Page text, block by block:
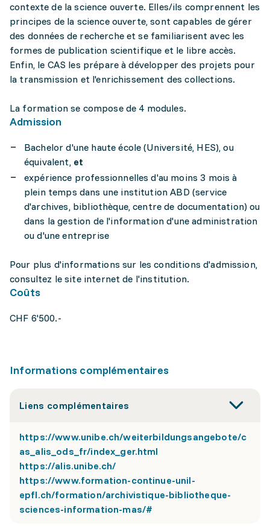
contexte de la science ouverte. Elles/ils comprennent les
principes de la science ouverte, sont capables de gérer
des données de recherche et se familiarisent avec les
formes de publication scientifique et le libre accès.
Enfin, le CAS les prépare à développer des projets pour
la transmission et l'enrichissement des collections.
La formation se compose de 4 modules.
Admission
Bachelor d'une haute école (Université, HES), ou
équivalent, et
expérience professionnelles d'au moins 3 mois à
plein temps dans une institution ABD (service
d'archives, bibliothèque, centre de documentation) ou
dans la gestion de l'information d'une administration
ou d'une entreprise
Pour plus d'informations sur les conditions d'admission,
consultez le site internet de l'institution.
Coûts
CHF 6'500.-
Informations complémentaires
Liens complémentaires
https://www.unibe.ch/weiterbildungsangebote/c
as_alis_ods_fr/index_ger.html
https://alis.unibe.ch/
https://www.formation-continue-unil-
epfl.ch/formation/archivistique-bibliotheque-
sciences-information-mas/#